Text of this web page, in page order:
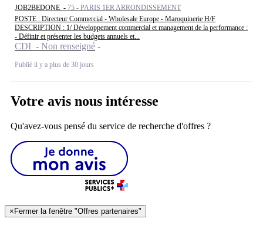
JOB2BEDONE - 75 - PARIS 1ER ARRONDISSEMENT
POSTE : Directeur Commercial - Wholesale Europe - Maroquinerie H/F
DESCRIPTION : 1/ Développement commercial et management de la performance :
- Définir et présenter les budgets annuels et...
CDI - Non renseigné
Publié il y a plus de 30 jours
Votre avis nous intéresse
Qu'avez-vous pensé du service de recherche d'offres ?
× Fermer la fenêtre "Offres partenaires"